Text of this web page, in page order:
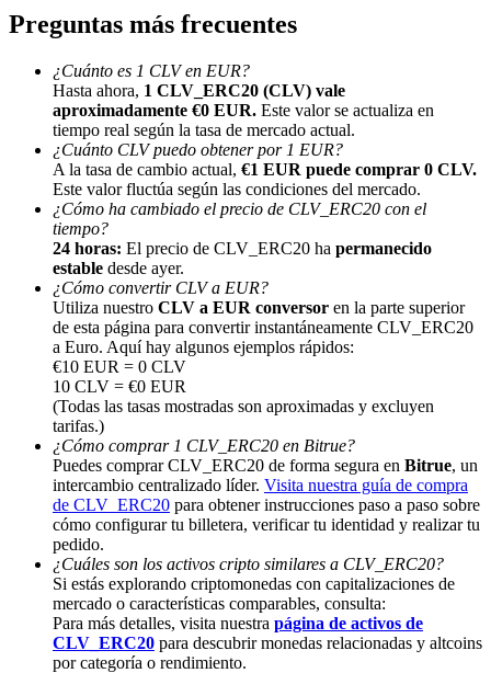
¡Hasta un 65% de comisiones!
Referencia
Invita a un amigo para recibir recompensas en efectivo
BTC Welcome Rewards
BTC Welcome Rewards
Deposit & Trade BTC to Share 25000 USDT prize pool!
Preguntas más frecuentes
¿Cuánto es 1 CLV en EUR?
Hasta ahora, 1 CLV_ERC20 (CLV) vale
aproximadamente €0 EUR. Este valor se actualiza en
tiempo real según la tasa de mercado actual.
¿Cuánto CLV puedo obtener por 1 EUR?
A la tasa de cambio actual, €1 EUR puede comprar 0 CLV.
Este valor fluctúa según las condiciones del mercado.
¿Cómo ha cambiado el precio de CLV_ERC20 con el
tiempo?
24 horas: El precio de CLV_ERC20 ha permanecido
estable desde ayer.
¿Cómo convertir CLV a EUR?
Utiliza nuestro CLV a EUR conversor en la parte superior
de esta página para convertir instantáneamente CLV_ERC20
a Euro. Aquí hay algunos ejemplos rápidos:
€10 EUR = 0 CLV
10 CLV = €0 EUR
(Todas las tasas mostradas son aproximadas y excluyen
tarifas.)
¿Cómo comprar 1 CLV_ERC20 en Bitrue?
Puedes comprar CLV_ERC20 de forma segura en Bitrue, un
intercambio centralizado líder. Visita nuestra guía de compra
de CLV_ERC20 para obtener instrucciones paso a paso sobre
cómo configurar tu billetera, verificar tu identidad y realizar tu
pedido.
¿Cuáles son los activos cripto similares a CLV_ERC20?
Si estás explorando criptomonedas con capitalizaciones de
mercado o características comparables, consulta:
Para más detalles, visita nuestra página de activos de
CLV_ERC20 para descubrir monedas relacionadas y altcoins
por categoría o rendimiento.